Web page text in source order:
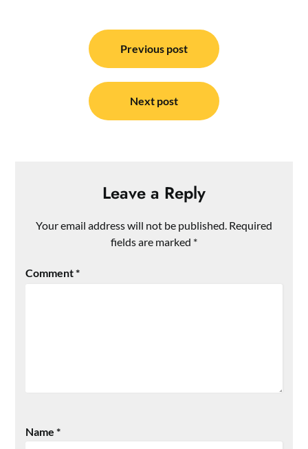
navigation
Previous post
Next post
Leave a Reply
Your email address will not be published. Required
fields are marked *
Comment*
Name*